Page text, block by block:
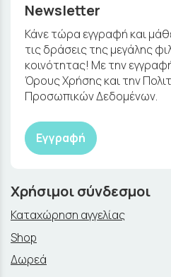
Newsletter
Κάνε τώρα εγγραφή και
τις δράσεις της μεγάλης
κοινότητας! Με την
Όρους Χρήσης και την
Προσωπικών Δεδομένων.
Εγγραφή
Χρήσιμοι σύνδεσμοι
Καταχώρηση αγγελίας
Shop
Δωρεά